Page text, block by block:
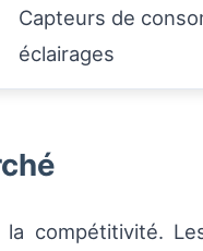
Capteurs de
éclairages
compétitivité.